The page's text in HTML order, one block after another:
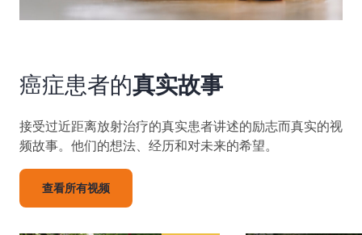
癌症患者的真实故事
接受过近距离放射治疗的真实患者讲述的励志而真实的视
频故事。他们的想法、经历和对未来的希望。
查看所有视频